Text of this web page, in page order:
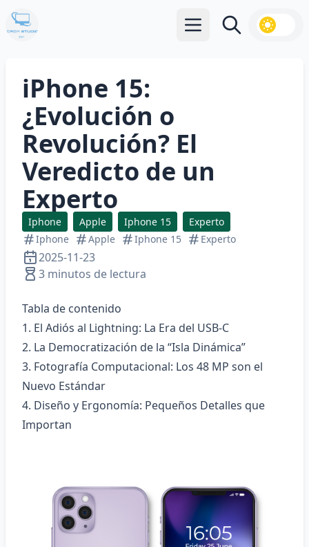
Abrir menú principal
Buscar
iPhone 15:
¿Evolución o
Revolución? El
Veredicto de un
Experto
Iphone Apple Iphone 15
Experto
Iphone
Apple Iphone 15 Experto
2025-11-23
3 minutos de lectura
Tabla de contenido
1. El Adiós al Lightning: La Era del USB-C
2. La Democratización de la “Isla Dinámica”
3. Fotografía Computacional: Los 48 MP son el
Nuevo Estándar
4. Diseño y Ergonomía: Pequeños Detalles que
Importan